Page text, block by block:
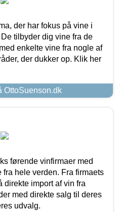
der har fokus på vine i
tilbyder dig vine fra de
enkelte vine fra nogle af
der dukker op. Klik her
OttoSuenson.dk
førende vinfirmaer med
hele verden. Fra firmaets
direkte import af vin fra
med direkte salg til deres
udvalg.